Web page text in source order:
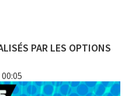
PAR LES OPTIONS